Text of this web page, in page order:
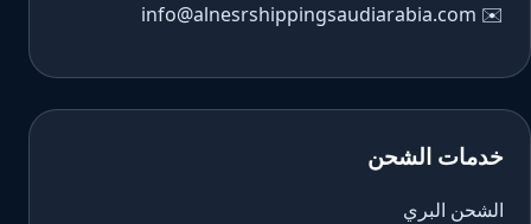
✉️
info@alnesrshippingsaudiarabia.com
خدمات الشحن
الشحن البري